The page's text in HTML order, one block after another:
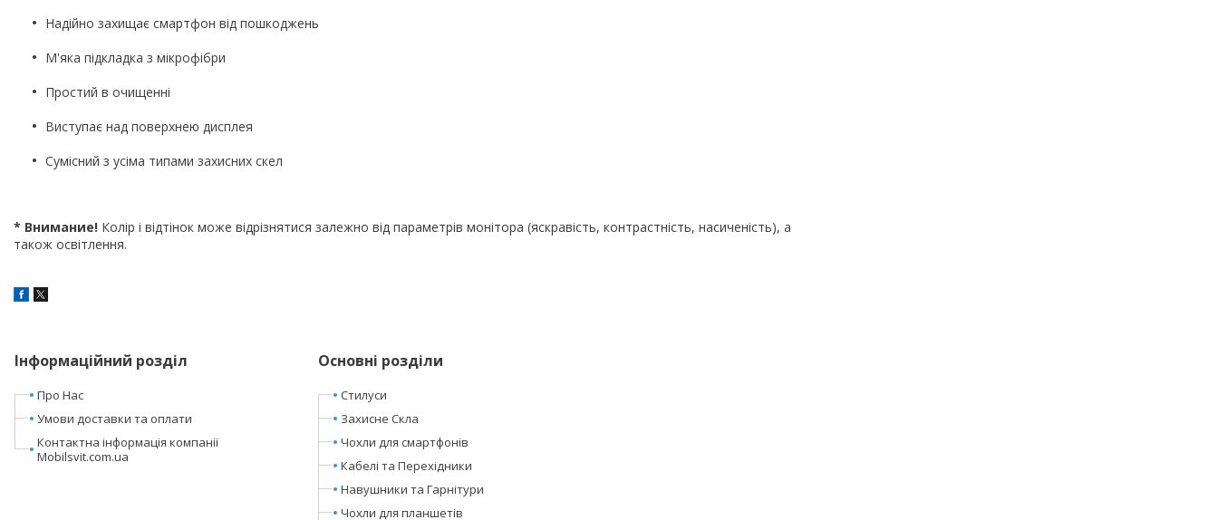
Надійно захищає смартфон від пошкоджень
М'яка підкладка з мікрофібри
Простий в очищенні
Виступає над поверхнею дисплея
Сумісний з усіма типами захисних скел
* Внимание! Колір і відтінок може відрізнятися залежно від параметрів монітора (яскравість, контрастність, насиченість), а
також освітлення.
Інформаційний розділ
Про Нас
Умови доставки та оплати
Контактна інформація компанії
Mobilsvit.com.ua
Основні розділи
Стилуси
Захисне Скла
Чохли для смартфонів
Кабелі та Перехідники
Навушники та Гарнітури
Чохли для планшетів